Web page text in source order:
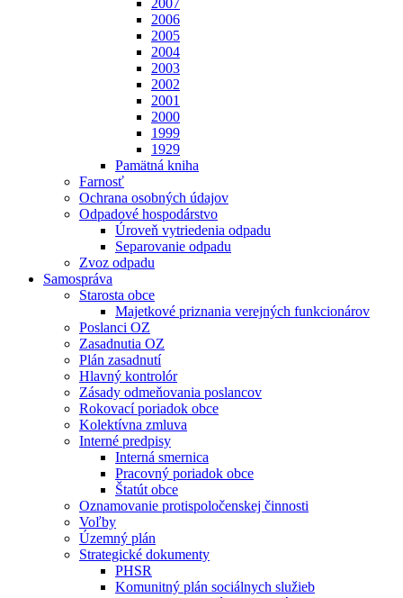
2007
2006
2005
2004
2003
2002
2001
2000
1999
1929
Pamätná kniha
Farnosť
Ochrana osobných údajov
Odpadové hospodárstvo
Úroveň vytriedenia odpadu
Separovanie odpadu
Zvoz odpadu
Samospráva
Starosta obce
Majetkové priznania verejných funkcionárov
Poslanci OZ
Zasadnutia OZ
Plán zasadnutí
Hlavný kontrolór
Zásady odmeňovania poslancov
Rokovací poriadok obce
Kolektívna zmluva
Interné predpisy
Interná smernica
Pracovný poriadok obce
Štatút obce
Oznamovanie protispoločenskej činnosti
Voľby
Územný plán
Strategické dokumenty
PHSR
Komunitný plán sociálnych služieb